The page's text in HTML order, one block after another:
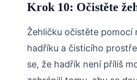
Krok 10: Očistěte
Žehličku očistěte pomocí
hadříku a čisticího
se, že hadřík není příliš